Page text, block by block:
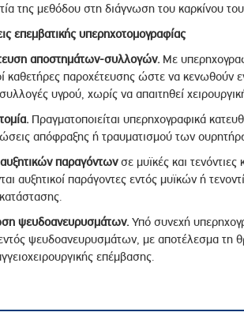
της μεθόδου στη διάγνωση του καρκίνου
επεμβατικής υπερηχοτομογραφίας
αποστημάτων-συλλογών.Με
καθετήρες παροχέτευσης ώστε να κενωθούν
υγρού, χωρίς να απαιτηθεί
Πραγματοποιείται υπερηχογραφικά
απόφραξης ή τραυματισμού των
παραγόντωνσε μυϊκές και
αυξητικοί παράγοντες εντός μυϊκών ή
ψευδοανευρυσμάτων.Υπό συνεχή
ψευδοανευρυσμάτων, με αποτέλεσμα τη
επέμβασης.